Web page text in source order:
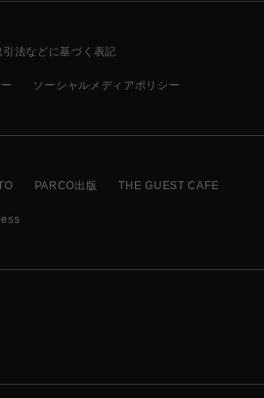
引法などに基づく表記
ソーシャルメディアポリシー
PARCO出版 THE GUEST CAFE